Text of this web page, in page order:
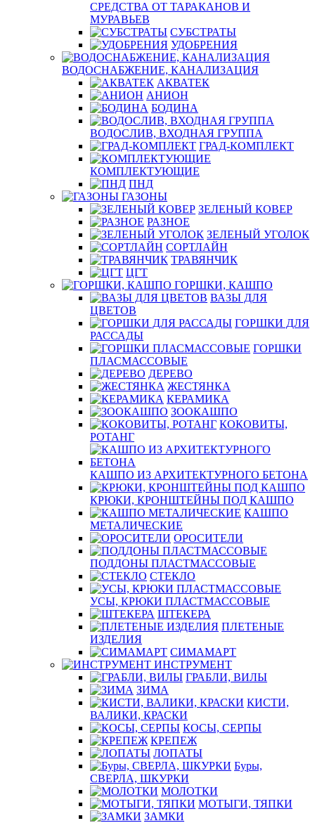
СРЕДСТВА ОТ ТАРАКАНОВ И
МУРАВЬЕВ
СУБСТРАТЫ
УДОБРЕНИЯ
ВОДОСНАБЖЕНИЕ, КАНАЛИЗАЦИЯ
АКВАТЕК
АНИОН
БОДИНА
ВОДОСЛИВ, ВХОДНАЯ ГРУППА
ГРАД-КОМПЛЕКТ
КОМПЛЕКТУЮЩИЕ
ПНД
ГАЗОНЫ
ЗЕЛЕНЫЙ КОВЕР
РАЗНОЕ
ЗЕЛЕНЫЙ УГОЛОК
СОРТЛАЙН
ТРАВЯНЧИК
ЦГТ
ГОРШКИ, КАШПО
ВАЗЫ ДЛЯ
ЦВЕТОВ
ГОРШКИ ДЛЯ
РАССАДЫ
ГОРШКИ
ПЛАСМАССОВЫЕ
ДЕРЕВО
ЖЕСТЯНКА
КЕРАМИКА
ЗООКАШПО
КОКОВИТЫ,
РОТАНГ
КАШПО ИЗ АРХИТЕКТУРНОГО БЕТОНА
КРЮКИ, КРОНШТЕЙНЫ ПОД КАШПО
КАШПО
МЕТАЛИЧЕСКИЕ
ОРОСИТЕЛИ
ПОДДОНЫ ПЛАСТМАССОВЫЕ
СТЕКЛО
УСЫ, КРЮКИ ПЛАСТМАССОВЫЕ
ШТЕКЕРА
ПЛЕТЕНЫЕ
ИЗДЕЛИЯ
СИМАМАРТ
ИНСТРУМЕНТ
ГРАБЛИ, ВИЛЫ
ЗИМА
КИСТИ,
ВАЛИКИ, КРАСКИ
КОСЫ, СЕРПЫ
КРЕПЕЖ
ЛОПАТЫ
Буры,
СВЕРЛА, ШКУРКИ
МОЛОТКИ
МОТЫГИ, ТЯПКИ
ЗАМКИ